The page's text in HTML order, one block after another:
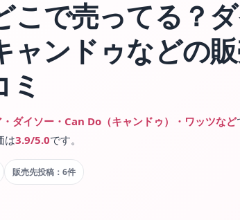
こで売ってる？
ャンドゥなどの
ミ
ダイソー・Can Do（キャンドゥ）・ワッツなど
は3.9/5.0です。
販売先投稿：6件